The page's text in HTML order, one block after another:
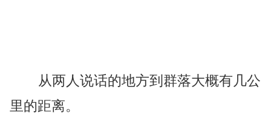
从两人说话的地方到群落大概有几公
里的距离。